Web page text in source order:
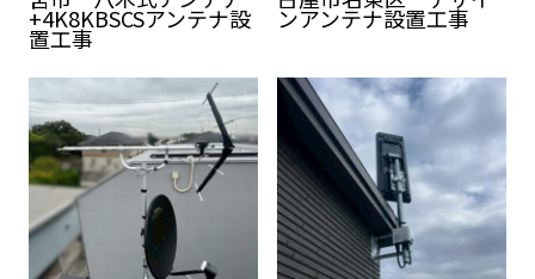
+4K8KBSCSアンテナ設
置工事
ンアンテナ設置工事